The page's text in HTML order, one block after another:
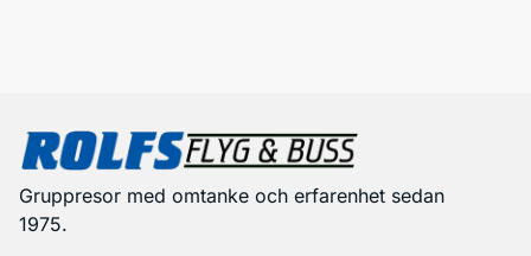
Gruppresor med omtanke och erfarenhet sedan
1975.